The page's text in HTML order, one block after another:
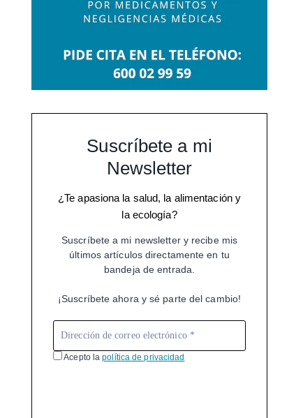
Suscríbete a mi
Newsletter
¿Te apasiona la salud, la alimentación y
la ecología?
Suscríbete a mi newsletter y recibe mis
últimos artículos directamente en tu
bandeja de entrada.
¡Suscríbete ahora y sé parte del cambio!
Acepto lapolítica de privacidad